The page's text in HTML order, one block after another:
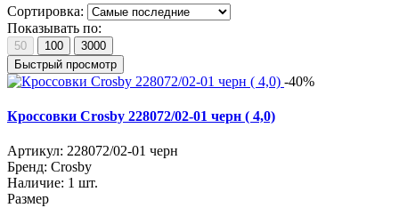
Сортировка:
Показывать по:
50 100
3000
Быстрый просмотр
-40%
Кроссовки Crosby 228072/02-01 черн ( 4,0)
Артикул: 228072/02-01 черн
Бренд: Crosby
Наличие: 1 шт.
Размер